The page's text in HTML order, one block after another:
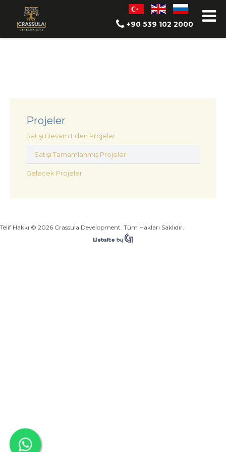
+90 539 102 2000
Satışı Tamamlanmış Projeler
(0)
Projeler
Satışı Devam Eden Projeler
Satışı Tamamlanmış Projeler
Gelecek Projeler
Telif Hakkı © 2026 Crassula Development. Tüm Hakları Saklıdır.